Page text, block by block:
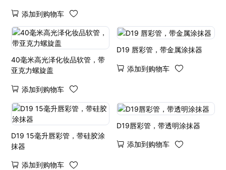
添加到购物车
40毫米高光泽化妆品软管，带
亚克力螺旋盖
添加到购物车
D19 唇彩管，带金属涂抹器
添加到购物车
D19 15毫升唇彩管，带硅胶涂
抹器
添加到购物车
D19唇彩管，带透明涂抹器
添加到购物车